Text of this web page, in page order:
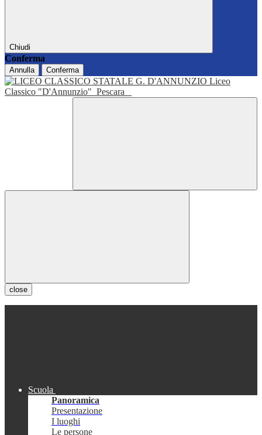
Chiudi
Conferma
Annulla Conferma
Liceo
Classico "D'Annunzio" Pescara
close
Scuola
Panoramica
Presentazione
I luoghi
Le persone